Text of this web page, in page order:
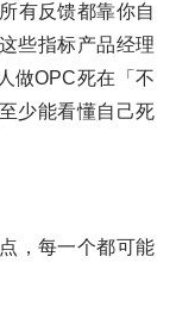
有反馈都靠你自
些指标产品经理
做OPC死在「不
少能看懂自己死
，每一个都可能